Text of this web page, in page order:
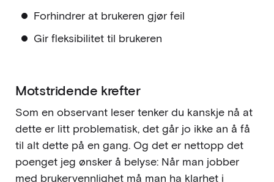
Forhindrer at brukeren gjør feil
Gir fleksibilitet til brukeren
Motstridende krefter
Som en observant leser tenker du kanskje nå at
dette er litt problematisk, det går jo ikke an å få
til alt dette på en gang. Og det er nettopp det
poenget jeg ønsker å belyse: Når man jobber
med brukervennlighet må man ha klarhet i